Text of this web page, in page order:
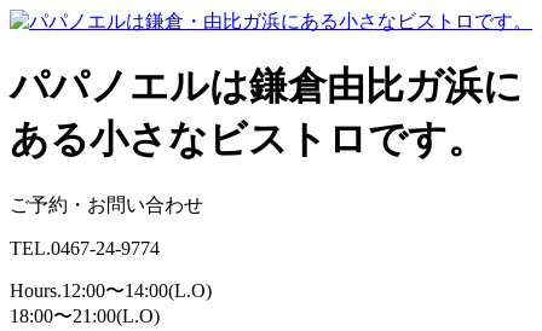
パパノエルは鎌倉由比ガ浜に
ある小さなビストロです。
ご予約・お問い合わせ
TEL.0467-24-9774
Hours.12:00〜14:00(L.O)
18:00〜21:00(L.O)